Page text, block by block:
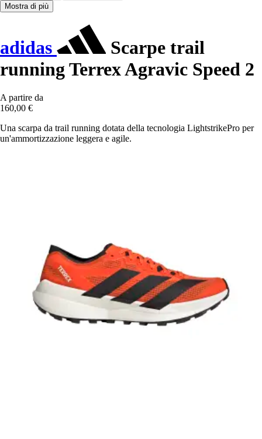
Mostra di più
adidas
Scarpe trail
running Terrex Agravic Speed 2
A partire da
160,00 €
Una scarpa da trail running dotata della tecnologia LightstrikePro per
un'ammortizzazione leggera e agile.